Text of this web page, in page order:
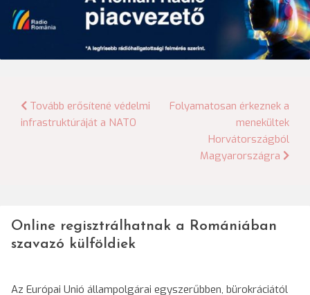
Bejegyzés
navigáció
Tovább erősítené védelmi
infrastruktúráját a NATO
Folyamatosan érkeznek a
menekültek
Horvátországból
Magyarországra
Online regisztrálhatnak a Romániában
szavazó külföldiek
Az Európai Unió állampolgárai egyszerűbben, bürokráciától